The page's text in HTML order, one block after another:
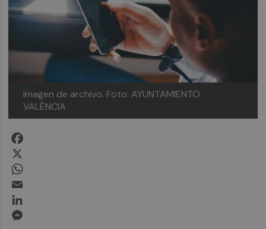
Imagen de archivo. Foto: AYUNTAMIENTO
VALÈNCIA